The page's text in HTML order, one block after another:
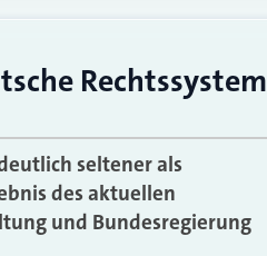
Rechtssystem
seltener als
des aktuellen
und Bundesregierung